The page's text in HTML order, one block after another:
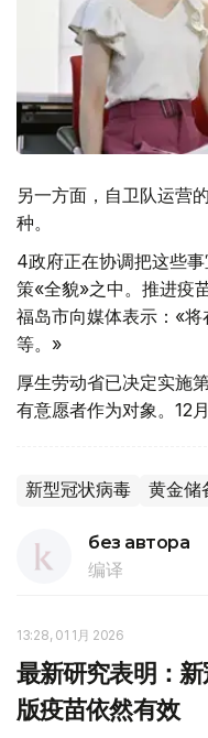
另一方面，自卫队运营
种。
4政府正在协调把这些
策«全貌»之中。推进疫
福岛市向媒体表示：«将
等。»
厚生劳动省已决定实施
有意愿者作为对象。12
新型冠状病毒 黄金储
без автора
编译
13:28, 01 1月 2026
最新研究表明：
版疫苗依然有效